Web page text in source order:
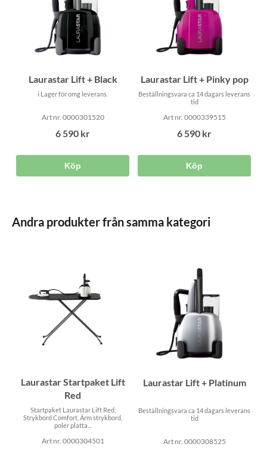
Laurastar Lift + Black
i Lager för omg leverans.
Art nr. 0000301520
6 590 kr
Köp
Laurastar Lift + Pinky pop
Beställningsvara ca 14 dagars leverans
tid
Art nr. 0000339515
6 590 kr
Köp
Andra produkter från samma kategori
Laurastar Startpaket Lift
Red
Startpaket Laurastar Lift Red,
Strykbord Comfort, Ärm strykbord,
poler platta...
Art nr. 0000304501
Laurastar Lift + Platinum
Beställningsvara ca 14 dagars leverans
tid
Art nr. 0000308525